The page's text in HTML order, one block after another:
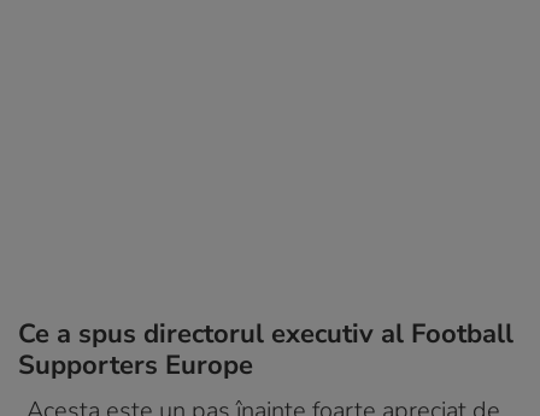
Ce a spus directorul executiv al Football
Supporters Europe